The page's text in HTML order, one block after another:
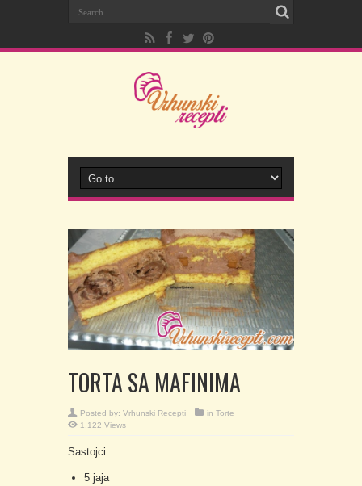
TORTA SA MAFINIMA
Posted by: Vrhunski Recepti in Torte
1,122 Views
Sastojci:
5 jaja